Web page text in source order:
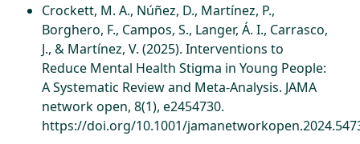
Crockett, M. A., Núñez, D., Martínez, P.,
Borghero, F., Campos, S., Langer, Á. I., Carrasco,
J., & Martínez, V. (2025). Interventions to
Reduce Mental Health Stigma in Young People:
A Systematic Review and Meta-Analysis. JAMA
network open, 8(1), e2454730.
https://doi.org/10.1001/